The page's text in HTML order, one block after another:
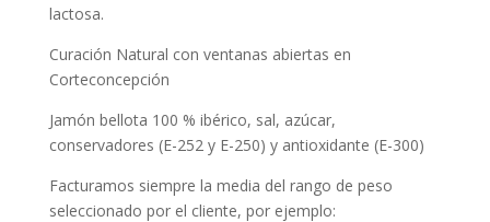
lactosa.
Curación Natural con ventanas abiertas en
Corteconcepción
Jamón bellota 100 % ibérico, sal, azúcar,
conservadores (E-252 y E-250) y antioxidante (E-300)
Facturamos siempre la media del rango de peso
seleccionado por el cliente, por ejemplo: